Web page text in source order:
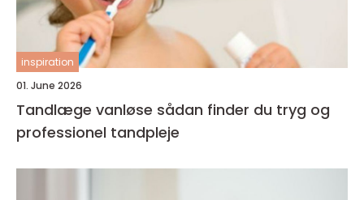
inspiration
01. June 2026
Tandlæge vanløse sådan finder du tryg og
professionel tandpleje